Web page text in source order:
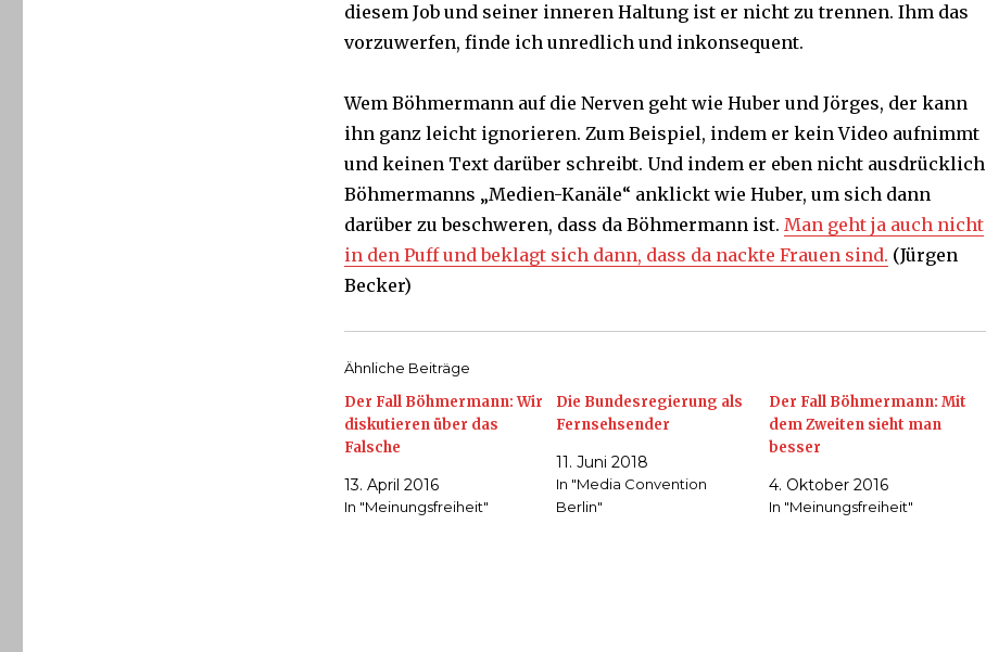
diesem Job und seiner inneren Haltung ist er nicht zu trennen. Ihm das
vorzuwerfen, finde ich unredlich und inkonsequent.
Wem Böhmermann auf die Nerven geht wie Huber und Jörges, der kann
ihn ganz leicht ignorieren. Zum Beispiel, indem er kein Video aufnimmt
und keinen Text darüber schreibt. Und indem er eben nicht ausdrücklich
Böhmermanns „Medien-Kanäle“ anklickt wie Huber, um sich dann
darüber zu beschweren, dass da Böhmermann ist. Man geht ja auch nicht
in den Puff und beklagt sich dann, dass da nackte Frauen sind. (Jürgen
Becker)
Ähnliche Beiträge
Der Fall Böhmermann: Wir
diskutieren über das
Falsche
13. April 2016
In "Meinungsfreiheit"
Die Bundesregierung als
Fernsehsender
11. Juni 2018
In "Media Convention
Berlin"
Der Fall Böhmermann: Mit
dem Zweiten sieht man
besser
4. Oktober 2016
In "Meinungsfreiheit"